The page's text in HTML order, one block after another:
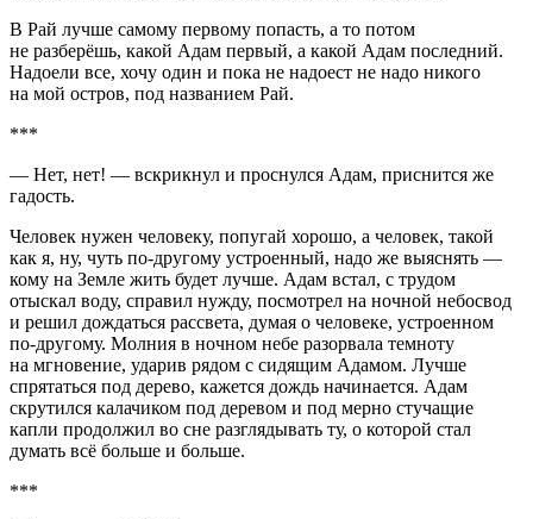
В Рай лучше самому первому попасть, а то потом
не разберёшь, какой Адам первый, а какой Адам последний.
Надоели все, хочу один и пока не надоест не надо никого
на мой остров, под названием Рай.
***
— Нет, нет! — вскрикнул и проснулся Адам, приснится же
гадость.
Человек нужен человеку, попугай хорошо, а человек, такой
как я, ну, чуть по-другому устроенный, надо же выяснять —
кому на Земле жить будет лучше. Адам встал, с трудом
отыскал воду, справил нужду, посмотрел на ночной небосвод
и решил дождаться рассвета, думая о человеке, устроенном
по-другому. Молния в ночном небе разорвала темноту
на мгновение, ударив рядом с сидящим Адамом. Лучше
спрятаться под дерево, кажется дождь начинается. Адам
скрутился калачиком под деревом и под мерно стучащие
капли продолжил во сне разглядывать ту, о которой стал
думать всё больше и больше.
***